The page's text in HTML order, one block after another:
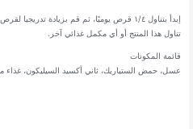
إبدأ بتناول ١/٤ قرص يوميًا، ثم قم بزيادة
تناول هذا المنتج أو أي مكمل غذائي آخر.
قائمة المكونات
عسل، حمض الستياريك، ثاني أكسيد السيليكون، غذاء